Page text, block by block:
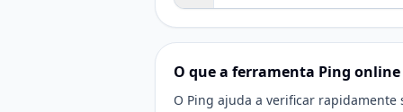
O que a ferramenta Ping
O Ping ajuda a verificar